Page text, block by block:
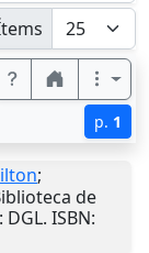
p. 1
;
de
: DGL. ISBN: